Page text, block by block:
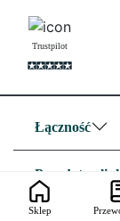
Trustpilot
Łączność
Przydatne
Sklep